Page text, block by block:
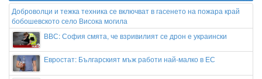
Доброволци и тежка техника се включват в гасенето на пожара край
бобошевското село Висока могила
ВВС: София смята, че взривилият се дрон е украински
Евростат: Българският мъж работи най-малко в ЕС